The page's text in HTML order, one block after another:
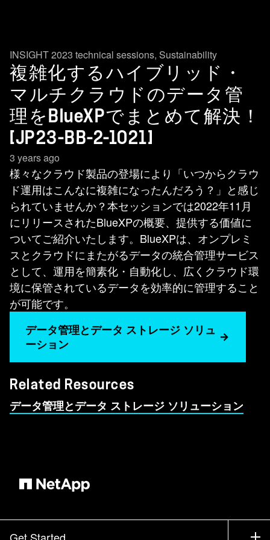
INSIGHT 2023 technical sessions, Sustainability
複雑化するハイブリッド・
マルチクラウドのデータ管
理をBlueXPでまとめて解決！
[JP23-BB-2-1021]
3 years ago
様々なクラウド製品の登場により「いつからクラウ
ド運用はこんなに複雑になったんだろう？」と感じ
られていませんか？本セッションでは2022年11月
にリリースされたBlueXPの概要、提供する価値に
ついてご紹介いたします。BlueXPは、オンプレミ
スとクラウドにまたがるデータの統合管理サービス
として、運用を簡素化・自動化し、広くクラウド環
境に保管されているデータを効率的に管理すること
が可能です。
データ管理とデータ ストレージ ソリュ
ーション
Related Resources
データ管理とデータ ストレージ ソリューション